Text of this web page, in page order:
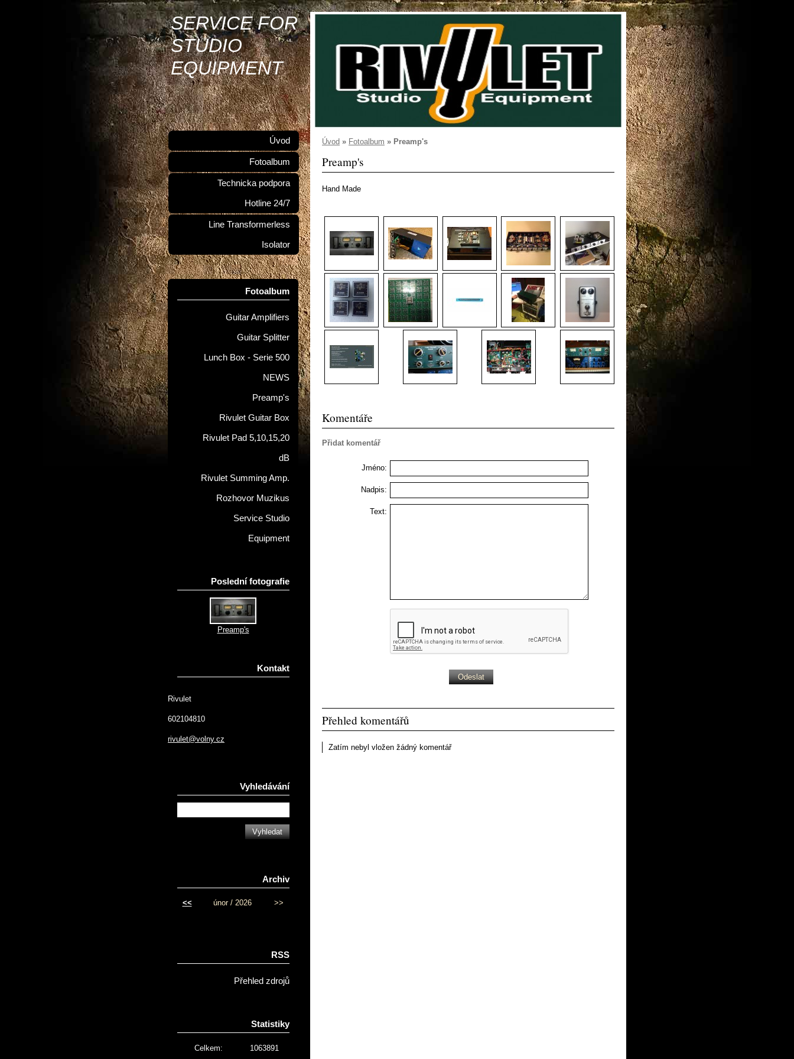
SERVICE FOR
STUDIO
EQUIPMENT
Úvod » Fotoalbum » Preamp's
Preamp's
Hand Made
Komentáře
Přidat komentář
Jméno:
Nadpis:
Text:
Přehled komentářů
Zatím nebyl vložen žádný komentář
Úvod
Fotoalbum
Technicka podpora
Hotline 24/7
Line Transformerless
Isolator
Fotoalbum
Guitar Amplifiers
Guitar Splitter
Lunch Box - Serie 500
NEWS
Preamp's
Rivulet Guitar Box
Rivulet Pad 5,10,15,20
dB
Rivulet Summing Amp.
Rozhovor Muzikus
Service Studio
Equipment
Poslední fotografie
Preamp's
Kontakt
Rivulet
602104810
rivulet@volny.cz
Vyhledávání
Archiv
<< únor / 2026 >>
RSS
Přehled zdrojů
Statistiky
Celkem:
1063891